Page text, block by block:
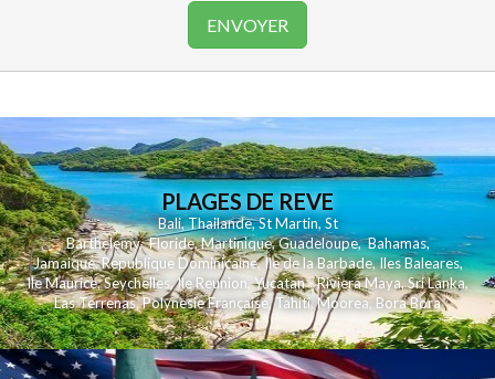
PLAGES DE REVE
Bali,Thailande,St Martin,St
Barthelemy,Floride,Martinique,Guadeloupe,Bahamas,
Jamaique,Republique Dominicaine,Ile de la Barbade,Iles Baleares,
Ile Maurice,Seychelles,Ile Reunion,Yucatan - Riviera Maya,Sri Lanka,
Las Terrenas,Polynesie Française,Tahiti,Moorea, Bora Bora